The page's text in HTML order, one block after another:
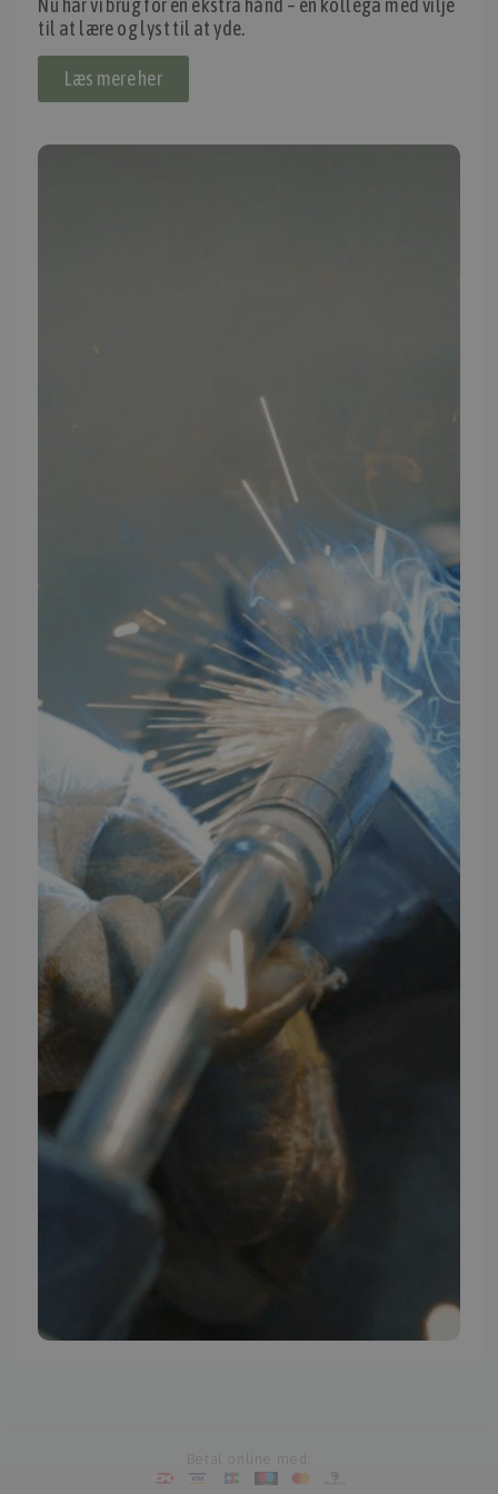
Thomas Møller Pedersen Aps.
Elmevej 18, Glyngøre 7870 Roslev
info@tmp.dk
CVR: 29625425
Artikler
TMP Historie
Cookie og Privatlivspolitik
Salgs- og leveringsbetingelser
Vores brands
09:00 - 16:00
09:00 - 15:30
Lukket
FØLG TMP
Youtube
Instagram
TMP BRAND SHOPS
Nu har vi brug for en ekstra hånd – en kollega med vilje
til at lære og lyst til at yde.
Læs mere her